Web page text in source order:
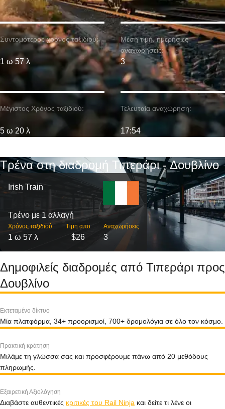
Συντομότερος χρόνος ταξιδιού:
1 ω 57 λ
Μέγιστος Χρόνος ταξιδιού:
5 ω 20 λ
Μέση τιμή. ημερήσιες
αναχωρήσεις:
3
Τελευταία αναχώρηση:
17:54
Τρένα στη διαδρομή Τιπεράρι - Δουβλίνο
Irish Train
Τρένο με 1 αλλαγή
Χρόνος ταξιδιού
1 ω 57 λ
Τιμη απο
$26
Αναχωρήσεις
3
Δημοφιλείς διαδρομές από Τιπεράρι προς
Δουβλίνο
Εκτεταμένο δίκτυο
Μία πλατφόρμα, 34+ προορισμοί, 700+ δρομολόγια σε όλο τον κόσμο.
Πρακτική κράτηση
Μιλάμε τη γλώσσα σας και προσφέρουμε πάνω από 20 μεθόδους
πληρωμής.
Εξαιρετική Αξιολόγηση
Διαβάστε αυθεντικές κριτικές του Rail Ninja και δείτε τι λένε οι